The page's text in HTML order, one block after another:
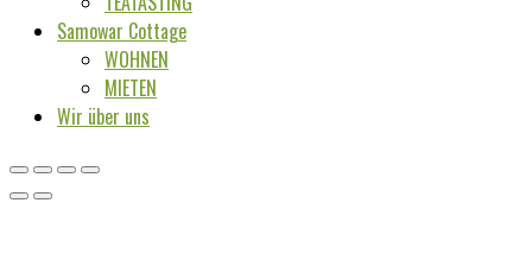
Samowar Cottage
WOHNEN
MIETEN
Wir über uns